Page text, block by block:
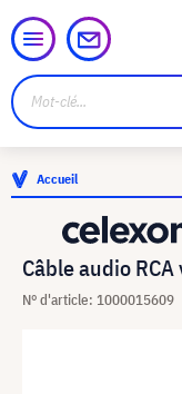
Accueil
Câble audio
N° d'article: 1000015609